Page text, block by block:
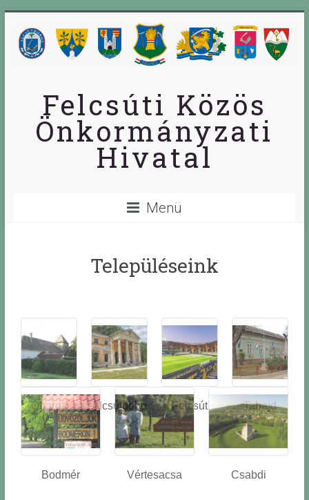
Felcsúti Közös
Önkormányzati
Hivatal
Menü
Településeink
Óbarok
Alcsútdobo
z
Felcsút Tabajd
Bodmér Vértesacsa Csabdi